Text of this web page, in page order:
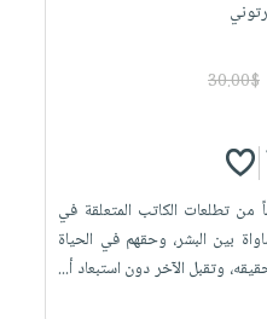
30.00$
من تطلعات الكاتب المتعلقة في
بين البشر، وحقهم في الحياة
وتقبل الآخر دون استبعاد أ...